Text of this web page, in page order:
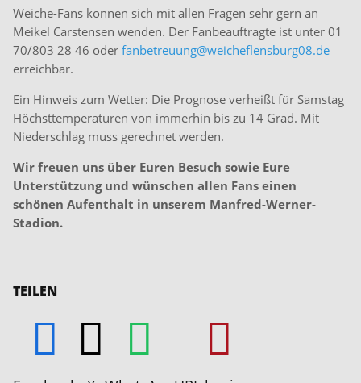
Weiche-Fans können sich mit allen Fragen sehr gern an
Meikel Carstensen wenden. Der Fanbeauftragte ist unter 01
70/803 28 46 oder fanbetreuung@weicheflensburg08.de
erreichbar.
Ein Hinweis zum Wetter: Die Prognose verheißt für Samstag
Höchsttemperaturen von immerhin bis zu 14 Grad. Mit
Niederschlag muss gerechnet werden.
Wir freuen uns über Euren Besuch sowie Eure
Unterstützung und wünschen allen Fans einen
schönen Aufenthalt in unserem Manfred-Werner-
Stadion.
TEILEN